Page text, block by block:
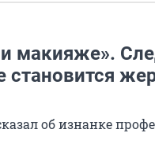
макияже».
становится
об изнанке